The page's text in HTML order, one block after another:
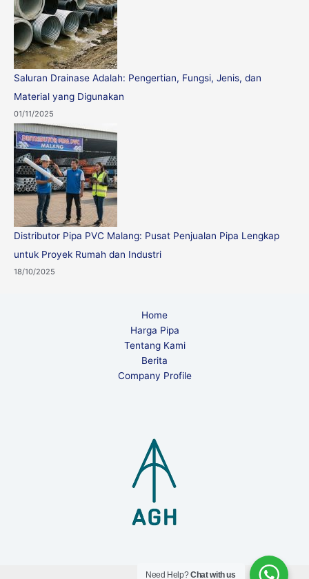
Saluran Drainase Adalah: Pengertian, Fungsi, Jenis, dan
Material yang Digunakan
01/11/2025
Distributor Pipa PVC Malang: Pusat Penjualan Pipa Lengkap
untuk Proyek Rumah dan Industri
18/10/2025
Home
Harga Pipa
Tentang Kami
Berita
Company Profile
Need Help?Chat with us